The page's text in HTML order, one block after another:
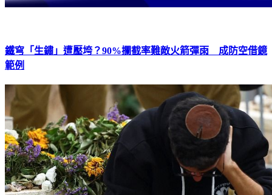
鐵穹「生鏽」遭壓垮？90%攔截率難敵火箭彈雨 成防空借鏡
範例